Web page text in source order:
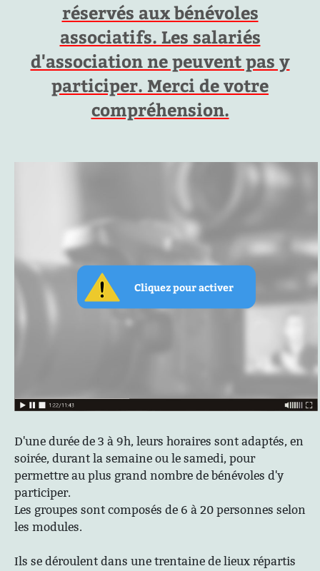
réservés aux bénévoles
associatifs. Les salariés
d'association ne peuvent pas y
participer. Merci de votre
compréhension.
D'une durée de 3 à 9h, leurs horaires sont adaptés, en
soirée, durant la semaine ou le samedi, pour
permettre au plus grand nombre de bénévoles d'y
participer.
Les groupes sont composés de 6 à 20 personnes selon
les modules.
Ils se déroulent dans une trentaine de lieux répartis